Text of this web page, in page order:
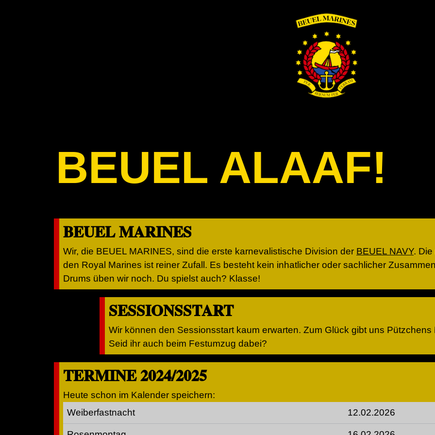
BEUEL ALAAF!
BEUEL MARINES
Wir, die BEUEL MARINES, sind die erste karnevalistische Division der BEUEL NAVY. Die
den Royal Marines ist reiner Zufall. Es besteht kein inhatlicher oder sachlicher
Drums üben wir noch. Du spielst auch? Klasse!
SESSIONSSTART
Wir können den Sessionsstart kaum erwarten. Zum Glück gibt uns
Seid ihr auch beim Festumzug dabei?
TERMINE 2024/2025
Heute schon im Kalender speichern:
Weiberfastnacht
12.02.2026